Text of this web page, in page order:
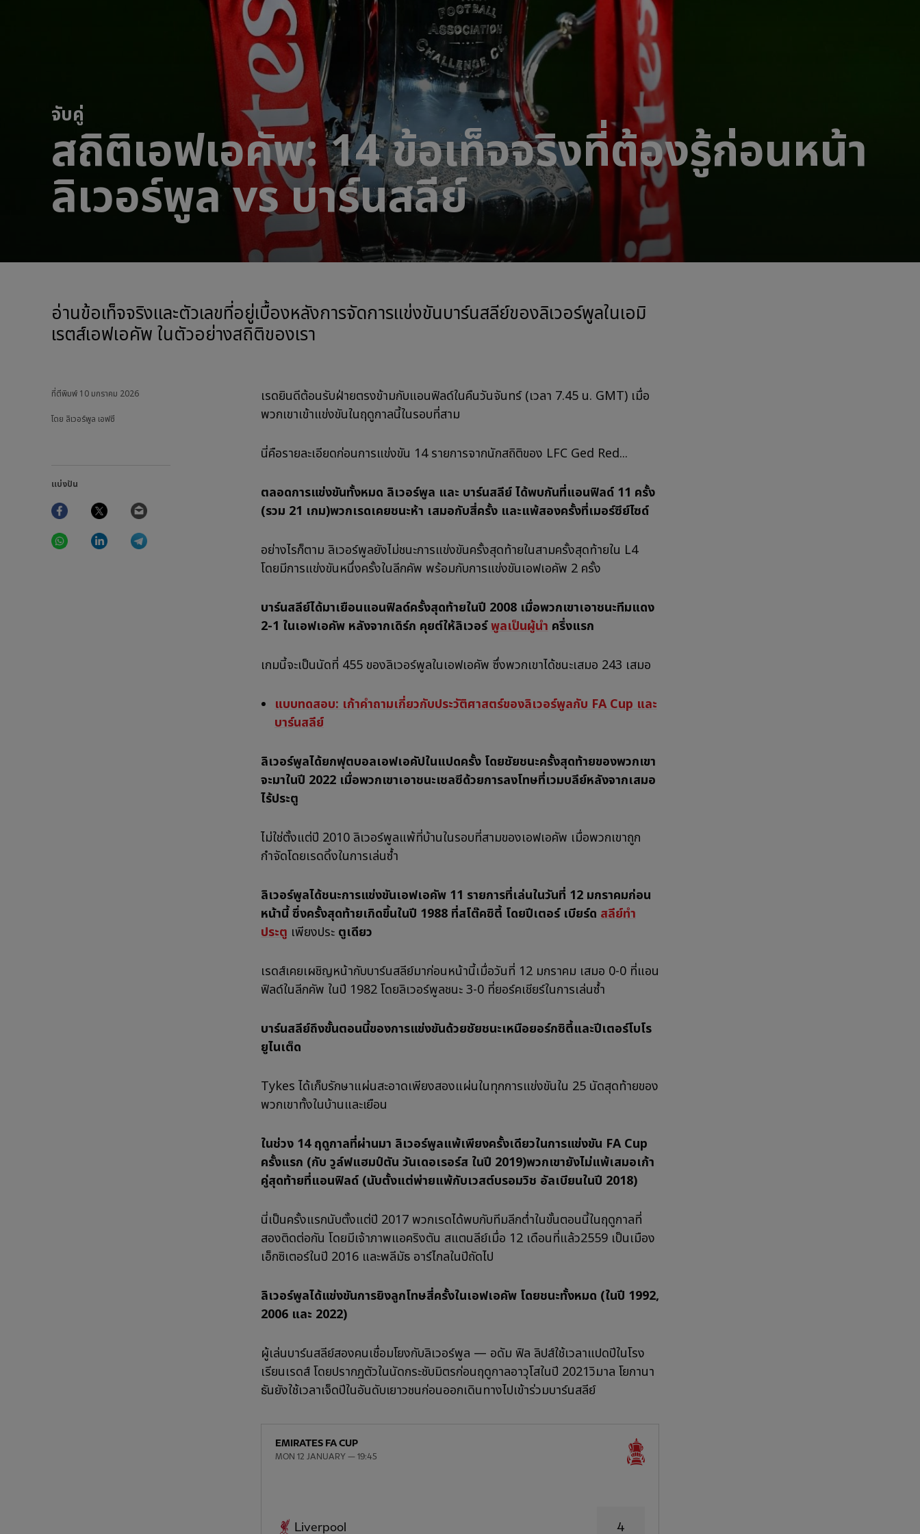
จับคู่
สถิติเอฟเอคัพ: 14 ข้อเท็จจริงที่ต้องรู้ก่อนหน้า
ลิเวอร์พูล vs บาร์นสลีย์
ที่ตีพิมพ์ 10 มกราคม 2026
โดย ลิเวอร์พูล เอฟซี
แบ่งปัน
Facebook Twitter
WhatsAppLinkedIn
อ่านข้อเท็จจริงและตัวเลขที่อยู่เบื้องหลังการจัดการแข่งขันบาร์นสลีย์ของลิเวอร์พูลในเอมิ
เรตส์เอฟเอคัพ ในตัวอย่างสถิติของเรา
เรดยินดีต้อนรับฝ่ายตรงข้ามกับแอนฟิลด์ในคืนวันจันทร์ (เวลา 7.45 น. GMT) เมื่อ
พวกเขาเข้าแข่งขันในฤดูกาลนี้ในรอบที่สาม
นี่คือรายละเอียดก่อนการแข่งขัน 14 รายการจากนักสถิติของ LFC Ged Red...
ตลอดการแข่งขันทั้งหมด ลิเวอร์พูล และ บาร์นสลีย์ ได้พบกันที่แอนฟิลด์ 11 ครั้ง
(รวม 21 เกม)พวกเรดเคยชนะห้า เสมอกับสี่ครั้ง และแพ้สองครั้งที่เมอร์ซีย์ไซด์
อย่างไรก็ตาม ลิเวอร์พูลยังไม่ชนะการแข่งขันครั้งสุดท้ายในสามครั้งสุดท้ายใน L4
โดยมีการแข่งขันหนึ่งครั้งในลีกคัพ พร้อมกับการแข่งขันเอฟเอคัพ 2 ครั้ง
บาร์นสลีย์ได้มาเยือนแอนฟิลด์ครั้งสุดท้ายในปี 2008 เมื่อพวกเขาเอาชนะทีมแดง
2-1 ในเอฟเอคัพ หลังจากเดิร์ก คุยต์ให้ลิเวอร์พูลเป็นผู้นำ ครึ่งแรก
เกมนี้จะเป็นนัดที่ 455 ของลิเวอร์พูลในเอฟเอคัพ ซึ่งพวกเขาได้ชนะเสมอ 243 เสมอ
แบบทดสอบ: เก้าคำถามเกี่ยวกับประวัติศาสตร์ของลิเวอร์พูลกับ FA Cup และ
บาร์นสลีย์
ลิเวอร์พูลได้ยกฟุตบอลเอฟเอคัปในแปดครั้ง โดยชัยชนะครั้งสุดท้ายของพวกเขา
จะมาในปี 2022 เมื่อพวกเขาเอาชนะเชลซีด้วยการลงโทษที่เวมบลีย์หลังจากเสมอ
ไร้ประตู
ไม่ใช่ตั้งแต่ปี 2010 ลิเวอร์พูลแพ้ที่บ้านในรอบที่สามของเอฟเอคัพ เมื่อพวกเขาถูก
กำจัดโดยเรดดิ้งในการเล่นซ้ำ
ลิเวอร์พูลได้ชนะการแข่งขันเอฟเอคัพ 11 รายการที่เล่นในวันที่ 12 มกราคมก่อน
หน้านี้ ซึ่งครั้งสุดท้ายเกิดขึ้นในปี 1988 ที่สโต๊คซิตี้ โดยปีเตอร์ เบียร์ด สลีย์ทำ
ประตู เพียงประ ตูเดียว
เรดส์เคยเผชิญหน้ากับบาร์นสลีย์มาก่อนหน้านี้เมื่อวันที่ 12 มกราคม เสมอ 0-0 ที่แอน
ฟิลด์ในลีกคัพ ในปี 1982 โดยลิเวอร์พูลชนะ 3-0 ที่ยอร์คเชียร์ในการเล่นซ้ำ
บาร์นสลีย์ถึงขั้นตอนนี้ของการแข่งขันด้วยชัยชนะเหนือยอร์กซิตี้และปีเตอร์โบโร
ยูไนเต็ด
Tykes ได้เก็บรักษาแผ่นสะอาดเพียงสองแผ่นในทุกการแข่งขันใน 25 นัดสุดท้ายของ
พวกเขาทั้งในบ้านและเยือน
ในช่วง 14 ฤดูกาลที่ผ่านมา ลิเวอร์พูลแพ้เพียงครั้งเดียวในการแข่งขัน FA Cup
ครั้งแรก (กับ วูล์ฟแฮมป์ตัน วันเดอเรอร์ส ในปี 2019)พวกเขายังไม่แพ้เสมอเก้า
คู่สุดท้ายที่แอนฟิลด์ (นับตั้งแต่พ่ายแพ้กับเวสต์บรอมวิช อัลเบียนในปี 2018)
นี่เป็นครั้งแรกนับตั้งแต่ปี 2017 พวกเรดได้พบกับทีมลีกต่ำในขั้นตอนนี้ในฤดูกาลที่
สองติดต่อกัน โดยมีเจ้าภาพแอคริงตัน สแตนลีย์เมื่อ 12 เดือนที่แล้ว2559 เป็นเมือง
เอ็กซิเตอร์ในปี 2016 และพลีมัธ อาร์ไกลในปีถัดไป
ลิเวอร์พูลได้แข่งขันการยิงลูกโทษสี่ครั้งในเอฟเอคัพ โดยชนะทั้งหมด (ในปี 1992,
2006 และ 2022)
ผู้เล่นบาร์นสลีย์สองคนเชื่อมโยงกับลิเวอร์พูล — อดัม ฟิล ลิปส์ใช้เวลาแปดปีในโรง
เรียนเรดส์ โดยปรากฏตัวในนัดกระชับมิตรก่อนฤดูกาลอาวุโสในปี 2021วิมาล โยกานา
ธันยังใช้เวลาเจ็ดปีในอันดับเยาวชนก่อนออกเดินทางไปเข้าร่วมบาร์นสลีย์
EMIRATES FA CUP
MON 12 JANUARY — 19:45
Liverpool 4